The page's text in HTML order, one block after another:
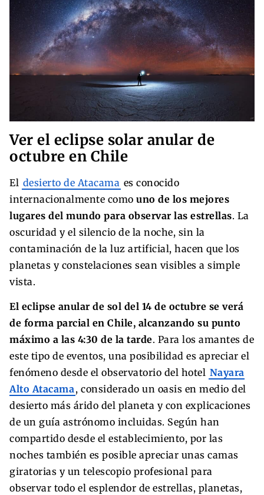
Ver el eclipse solar anular de
octubre en Chile
El desierto de Atacama es conocido
internacionalmente como uno de los mejores
lugares del mundo para observar las estrellas. La
oscuridad y el silencio de la noche, sin la
contaminación de la luz artificial, hacen que los
planetas y constelaciones sean visibles a simple
vista.
El eclipse anular de sol del 14 de octubre se verá
de forma parcial en Chile, alcanzando su punto
máximo a las 4:30 de la tarde. Para los amantes de
este tipo de eventos, una posibilidad es apreciar el
fenómeno desde el observatorio del hotel Nayara
Alto Atacama, considerado un oasis en medio del
desierto más árido del planeta y con explicaciones
de un guía astrónomo incluidas. Según han
compartido desde el establecimiento, por las
noches también es posible apreciar unas camas
giratorias y un telescopio profesional para
observar todo el esplendor de estrellas, planetas,